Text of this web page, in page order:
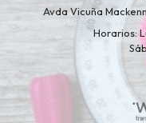
Avda Vicuña
Horarios: